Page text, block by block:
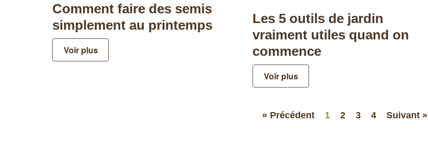
Comment faire des semis
simplement au printemps
Voir plus
Les 5 outils de jardin
vraiment utiles quand on
commence
Voir plus
« Précédent 1 2 3 4 Suivant »